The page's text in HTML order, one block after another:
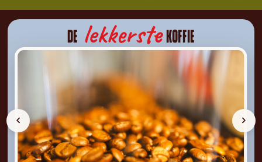
DE lekkerste KOFFIE